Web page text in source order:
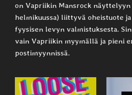
on Vapriikin Mansrock näyttelyyn
helmikuussa) liittyvä oheistuote
fyysisen levyn valmistuksesta.
vain Vapriikin myymällä ja pieni
postimyynnissä.